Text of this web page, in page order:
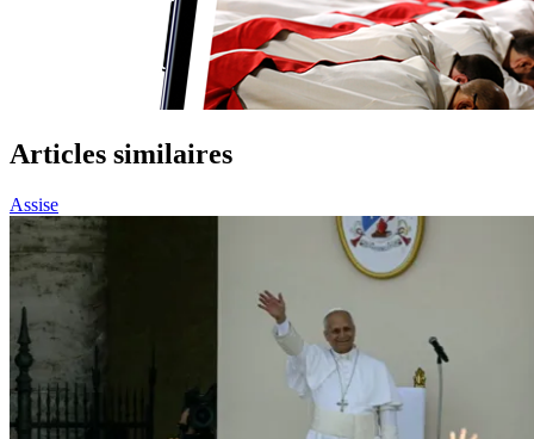
Articles similaires
Assise